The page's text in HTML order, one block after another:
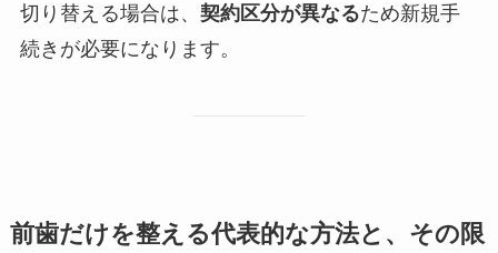
切り替える場合は、 契約区分が異なるため新規手
続きが必要になります。
前歯だけを整える代表的な方法と、その限